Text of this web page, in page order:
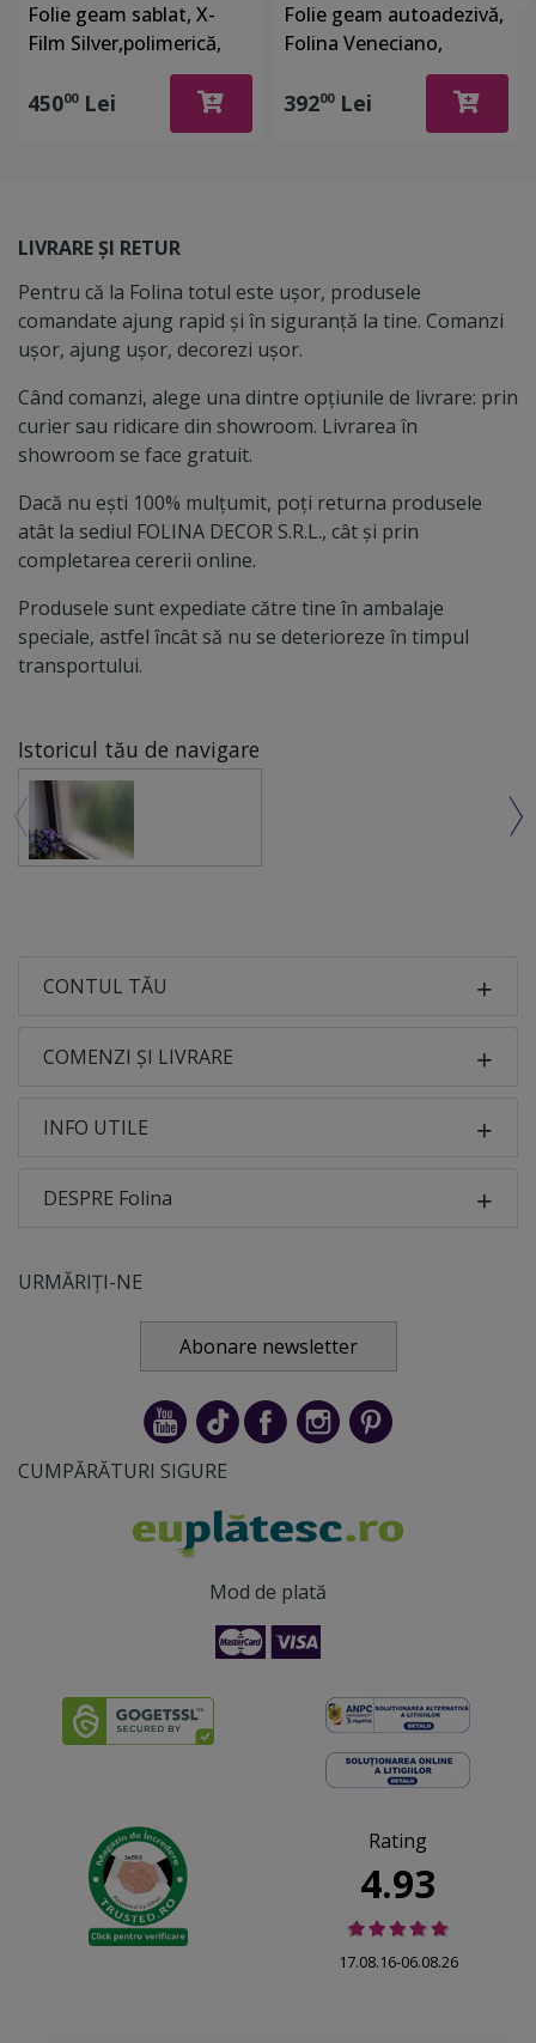
Folie geam sablat, X-
Film Silver,polimerică,
autoadezivă, textură
satinată, rolă de
45000Lei
Folie geam autoadezivă,
Folina Veneciano,
sablare lăptoasă cu
imprimeu crengi înflorite
și păsări, rolă de 152x200
39200Lei
LIVRARE ȘI RETUR
Pentru că la Folina totul este ușor, produsele
comandate ajung rapid și în siguranță la tine. Comanzi
ușor, ajung ușor, decorezi ușor.
Când comanzi, alege una dintre opțiunile de livrare: prin
curier sau ridicare din showroom. Livrarea în
showroom se face gratuit.
Dacă nu ești 100% mulțumit, poți returna produsele
atât la sediul FOLINA DECOR S.R.L., cât și prin
completarea cererii online.
Produsele sunt expediate către tine în ambalaje
speciale, astfel încât să nu se deterioreze în timpul
transportului.
Istoricul tău de navigare
CONTUL TĂU
COMENZI ȘI LIVRARE
INFO UTILE
DESPRE Folina
URMĂRIȚI-NE
Abonare newsletter
CUMPĂRĂTURI SIGURE
Mod de plată
Rating
4.93
17.08.16-06.08.26